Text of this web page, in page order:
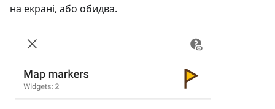
на екрані, або обидва.